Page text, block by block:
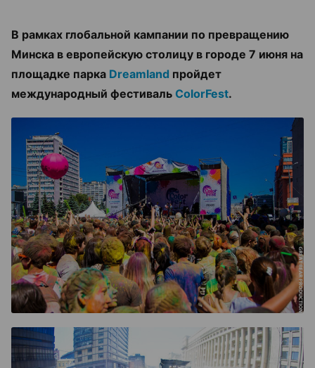
В рамках глобальной кампании по превращению
Минска в европейскую столицу в городе 7 июня на
площадке парка Dreamland пройдет
международный фестиваль ColorFest.